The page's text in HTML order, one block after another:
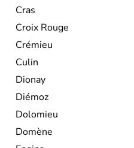
Cras
Croix Rouge
Crémieu
Culin
Dionay
Diémoz
Dolomieu
Domène